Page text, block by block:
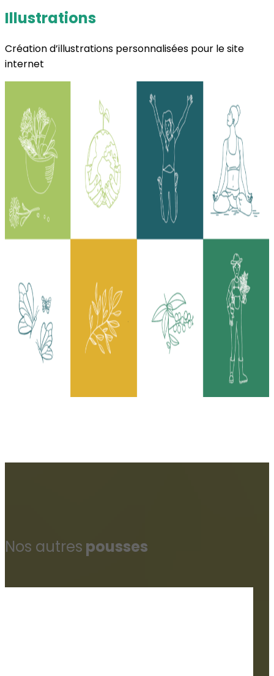
Illustrations
Création d’illustrations personnalisées pour le site
internet
Nos autres pousses